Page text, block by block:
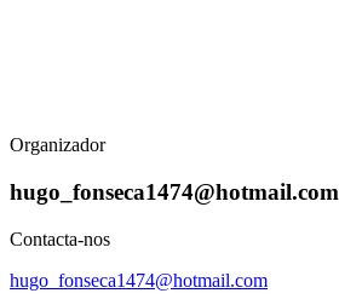
Organizador
hugo_fonseca1474@hotmail.com
Contacta-nos
hugo_fonseca1474@hotmail.com